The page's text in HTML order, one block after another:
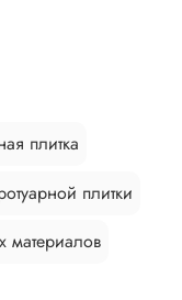
плитка
плитки
материалов